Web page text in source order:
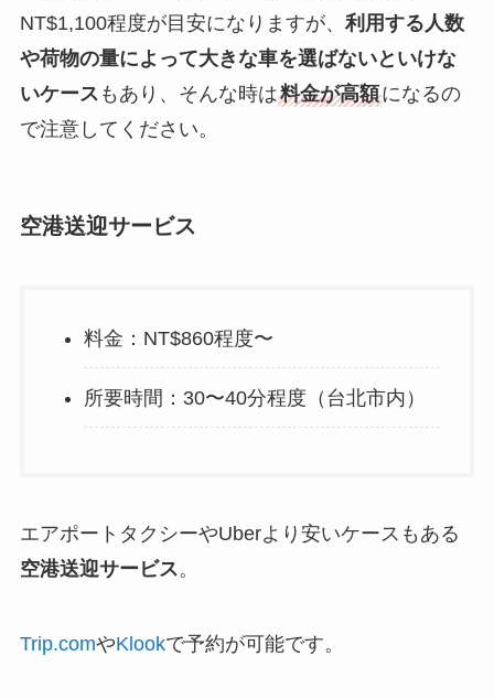
NT$1,100程度が目安になりますが、 利用する人数
や荷物の量によって大きな車を選ばないといけな
いケース もあり、そんな時は料金が高額になるの
で注意してください。
空港送迎サービス
料金：NT$860程度〜
所要時間：30〜40分程度（台北市内）
エアポートタクシーやUberより安いケースもある
空港送迎サービス。
Trip.comやKlookで予約が可能です。